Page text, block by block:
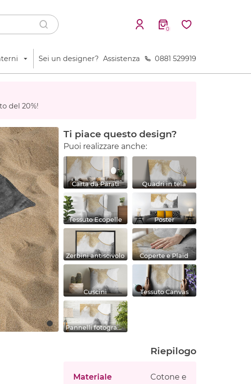
0
Sei un designer? Assistenza 0881 529919
del 20%!
Ti piace questo design?
Puoi realizzare anche:
Carta da Parati Quadri in tela
Tessuto Ecopelle Poster
Zerbini antiscivolo Coperte e Plaid
Cuscini Tessuto Canvas
Pannelli fotografici
Riepilogo
Materiale
Cotone e